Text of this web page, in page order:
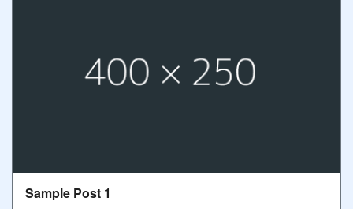
Sample Post 1